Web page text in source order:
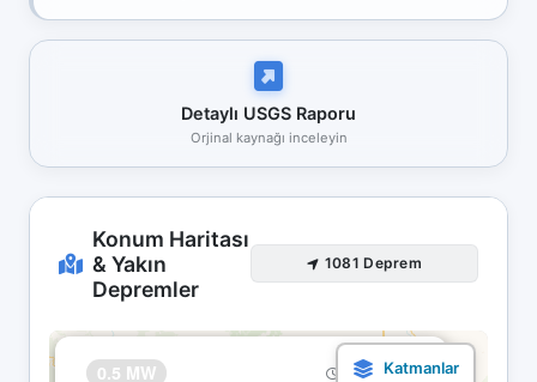
Detaylı USGS Raporu
Orjinal kaynağı inceleyin
Konum Haritası
& Yakın
Depremler
1081 Deprem
0.5 MW 20.05 08:48
×